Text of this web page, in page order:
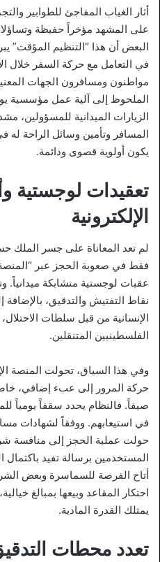
أثار الغياب المفاجئ للطوابير
على المشهد مؤخراً حفيظة
البعض أن هذا “التنظيم المؤقت”
في التعامل مع حركة السفر خلال
مواطنون ومسافرون الجهات
الملحوظ إلى آلية عمل مؤسسية
الزيارات الميدانية للمسؤولين،
المسافر وتأمين وسائل الراحة له
يكون أولوية قصوى ودائمة.
تعقيدات لوجستية
الإلكترونية
لم تعد المعاناة على جسر الملك
فقط في صعوبة الحجز عبر “المنصة
عقبات لوجستية متشابكة ميدانياً.
نقاط التفتيش والتدقيق، بالإضافة
الإنسانية من قبل سلطات
الفلسطينيين المتنقلين.
وفي هذا السياق، تحولت المنصة
حركة المرور إلى عبء إضافي،
صيفاً. فالنظام يحدد سقفاً يومياً
في استيعابهم. ووفقاً لشهادات
حولت عملية الحجز إلى منافسة
المستخدمين برسالة تفيد
أتاح الفرصة للسماسرة وبعض
احتكار المقاعد وبيعها بمبالغ
يمتلك القدرة المادية.
تعدد محطات